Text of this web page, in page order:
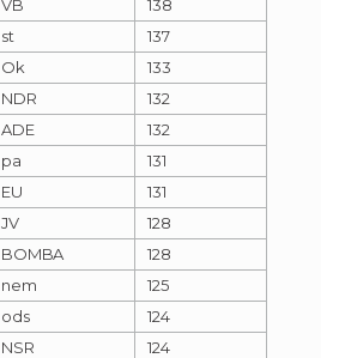
VB
138
st
137
Ok
133
NDR
132
ADE
132
pa
131
EU
131
JV
128
BOMBA
128
nem
125
ods
124
NSR
124